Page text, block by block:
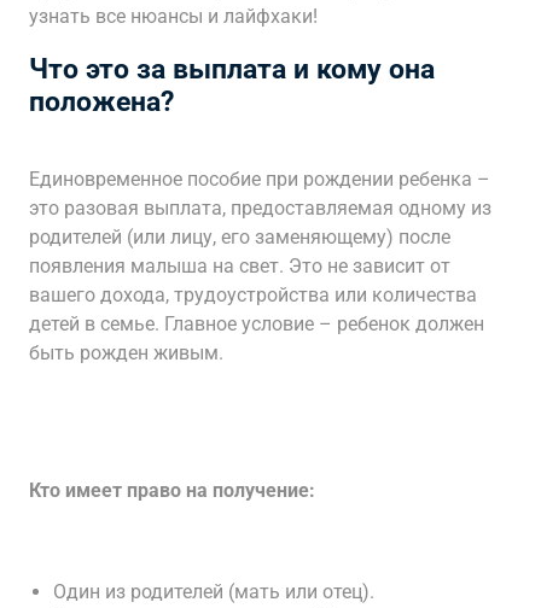
узнать все нюансы и лайфхаки!
Что это за выплата и кому она
положена?
Единовременное пособие при рождении ребенка –
это разовая выплата, предоставляемая одному из
родителей (или лицу, его заменяющему) после
появления малыша на свет. Это не зависит от
вашего дохода, трудоустройства или количества
детей в семье. Главное условие – ребенок должен
быть рожден живым.
Кто имеет право на получение:
Один из родителей (мать или отец).